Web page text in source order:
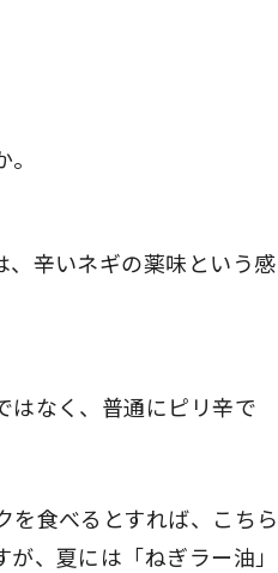
、辛いネギの薬味という感
はなく、普通にピリ辛で
を食べるとすれば、こちら
、夏には「ねぎラー油」